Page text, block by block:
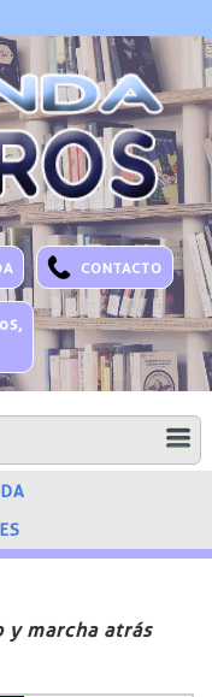
CONTACTO
y marcha atrás